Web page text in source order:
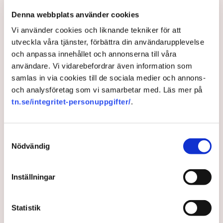
Denna webbplats använder cookies
Vi använder cookies och liknande tekniker för att
utveckla våra tjänster, förbättra din användarupplevelse
och anpassa innehållet och annonserna till våra
användare. Vi vidarebefordrar även information som
samlas in via cookies till de sociala medier och annons-
och analysföretag som vi samarbetar med. Läs mer på
tn.se/integritet-personuppgifter/.
Nödvändig
Inställningar
Statistik
svårigheter att rekrytera. Problemen är även stora i
Transportföretagen. "Situationen är allvarlig", säger
experten Caj Luoma.
2 years ago | Av: Henrik Svidén
Undersökning: Fler handlare